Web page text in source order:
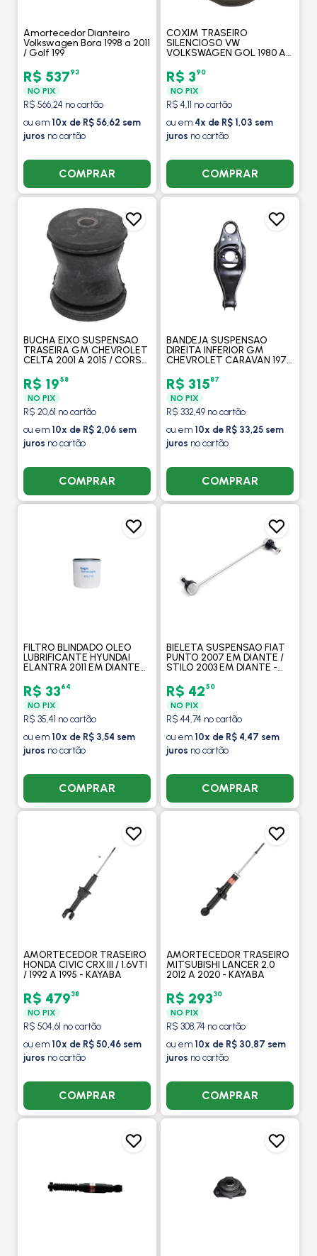
Amortecedor Dianteiro
Volkswagen Bora 1998 a 2011
/ Golf 199
R$ 53793
NO PIX
R$ 566,24 no cartão
ou em 10x de R$ 56,62 sem
juros no cartão
COMPRAR
COXIM TRASEIRO
SILENCIOSO VW
VOLKSWAGEN GOL 1980 A
PASSAT 1974 A 1989 -
MOBENSANI
R$ 390
NO PIX
R$ 4,11 no cartão
ou em 4x de R$ 1,03 sem
juros no cartão
COMPRAR
BUCHA EIXO SUSPENSAO
TRASEIRA GM CHEVROLET
CELTA 2001 A 2015 / CORSA
2012 - MOBENSANI
R$ 1958
NO PIX
R$ 20,61 no cartão
ou em 10x de R$ 2,06 sem
juros no cartão
COMPRAR
BANDEJA SUSPENSAO
DIREITA INFERIOR GM
CHEVROLET CARAVAN 1975
COFAP
R$ 31587
NO PIX
R$ 332,49 no cartão
ou em 10x de R$ 33,25 sem
juros no cartão
COMPRAR
FILTRO BLINDADO OLEO
LUBRIFICANTE HYUNDAI
ELANTRA 2011 EM DIANTE
/HB20 16 2012 EM DIANTE -
DELPHI
R$ 3364
NO PIX
R$ 35,41 no cartão
ou em 10x de R$ 3,54 sem
juros no cartão
COMPRAR
BIELETA SUSPENSAO FIAT
PUNTO 2007 EM DIANTE /
STILO 2003 EM DIANTE -
R$ 4250
NO PIX
R$ 44,74 no cartão
ou em 10x de R$ 4,47 sem
juros no cartão
COMPRAR
AMORTECEDOR TRASEIRO
HONDA CIVIC CRX III / 1.6VTI
/ 1992 A 1995 - KAYABA
R$ 47938
NO PIX
R$ 504,61 no cartão
ou em 10x de R$ 50,46 sem
juros no cartão
COMPRAR
AMORTECEDOR TRASEIRO
MITSUBISHI LANCER 2.0
2012 A 2020 - KAYABA
R$ 29330
NO PIX
R$ 308,74 no cartão
ou em 10x de R$ 30,87 sem
juros no cartão
COMPRAR